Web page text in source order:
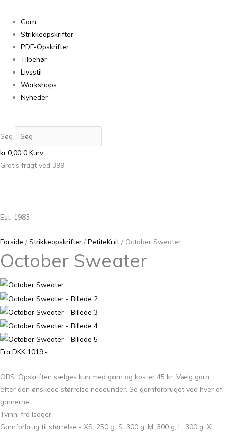
Garn
Strikkeopskrifter
PDF-Opskrifter
Tilbehør
Livsstil
Workshops
Nyheder
Søg
kr.0,00 0 Kurv
Gratis fragt ved 399,-
Est. 1983
Forside / Strikkeopskrifter / PetiteKnit / October Sweater
October Sweater
Fra DKK 1019,-
OBS: Opskriften sælges kun med garn og koster 45 kr. Vælg garn
efter den ønskede størrelse nedeunder. Se garnforbruget ved hver af
garnerne.
Tvinni fra Isager
Garnforbrug til størrelse - XS: 250 g, S: 300 g, M: 300 g, L: 300 g, XL: